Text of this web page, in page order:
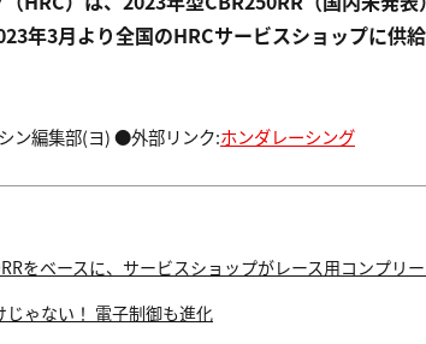
年3月より全国のHRCサービスショップに供
ン編集部(ヨ) ●外部リンク:ホンダレーシング
をベースに、サービスショップがレース用コンプリ
じゃない！ 電子制御も進化